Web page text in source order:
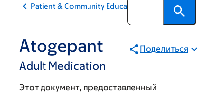
Patient & Community Education
Atogepant
Adult Medication
Поделиться
Этот документ, предоставленный